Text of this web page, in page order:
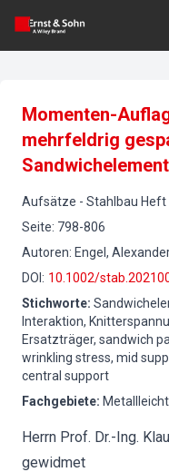
Momenten-
mehrfeldrig
Aufsätze - Stahlbau Heft
Seite: 798-806
Autoren: Engel,
DOI : 10.1002/
Stichworte:
Interaktion,
Ersatzträger, sandwich
wrinkling stress, mid
central support
Fachgebiete:
Herrn Prof. Dr.-Ing.
gewidmet